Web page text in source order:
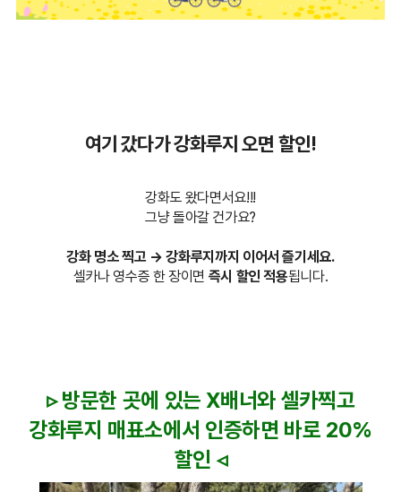
여기 갔다가 강화루지 오면 할인!
강화도 왔다면서요!!!
그냥 돌아갈 건가요?
강화 명소 찍고 → 강화루지까지 이어서 즐기세요.
셀카나 영수증 한 장이면 즉시 할인 적용됩니다.
▹ 방문한 곳에 있는 X배너와 셀카찍고
강화루지 매표소에서 인증하면 바로 20%
할인 ◃